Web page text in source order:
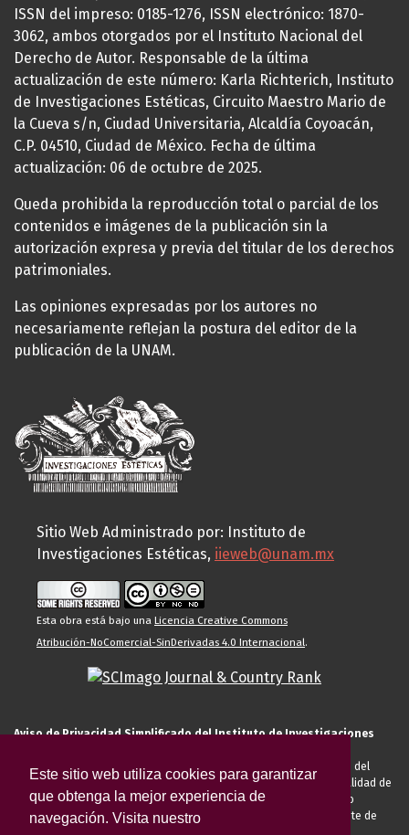
Este sitio web utiliza cookies para garantizar
que obtenga la mejor experiencia de
navegación. Visita nuestro
ISSN del impreso: 0185-1276, ISSN electrónico: 1870-
3062, ambos otorgados por el Instituto Nacional del
Derecho de Autor. Responsable de la última
actualización de este número: Karla Richterich, Instituto
de Investigaciones Estéticas, Circuito Maestro Mario de
la Cueva s/n, Ciudad Universitaria, Alcaldía Coyoacán,
C.P. 04510, Ciudad de México. Fecha de última
actualización: 06 de octubre de 2025.
Queda prohibida la reproducción total o parcial de los
contenidos e imágenes de la publicación sin la
autorización expresa y previa del titular de los derechos
patrimoniales.
Las opiniones expresadas por los autores no
necesariamente reflejan la postura del editor de la
publicación de la UNAM.
Sitio Web Administrado por: Instituto de
Investigaciones Estéticas, iieweb@unam.mx
Esta obra está bajo una Licencia Creative Commons
Atribución-NoComercial-SinDerivadas 4.0 Internacional.
Aviso de Privacidad Simplificado del Instituto de Investigaciones
El Instituto de Investigaciones Estéticas de la UNAM, es responsable del
tratamiento de sus datos personales para el registro de usted en calidad de
alumno, docente, personal de la entidad académica, conferencista o
invitado externo (nacional o extranjero), visitante, proveedor o cliente de